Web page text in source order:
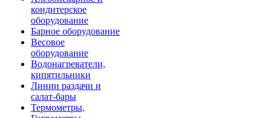
кондитерское
оборудование
Барное оборудование
Весовое
оборудование
Водонагреватели,
кипятильники
Линии раздачи и
салат-бары
Термометры,